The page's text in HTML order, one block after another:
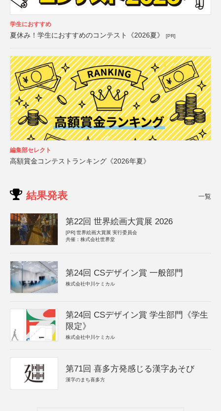
学生におすすめ
夏休み！学生におすすめのコンテスト《2026夏》 [PR]
編集部セレクト
高額賞金コンテストランキング《2026年夏》
結果発表 一覧
第22回 世界絵画大賞展 2026
[PR] 世界絵画大賞展 実行委員会
共催：株式会社世界堂
第24回 CSデザイン賞 一般部門
株式会社中川ケミカル
第24回 CSデザイン賞 学生部門《学生
限定》
株式会社中川ケミカル
第71回 喜多方発感じる漢字あそび
漢字のまち喜多方